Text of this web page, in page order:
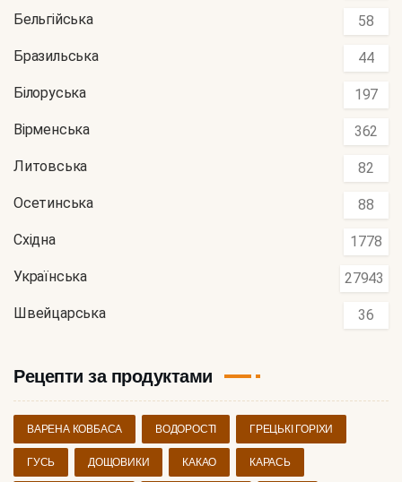
Бельгійська 58
Бразильська 44
Білоруська 197
Вірменська 362
Литовська 82
Осетинська 88
Східна 1778
Українська 27943
Швейцарська 36
Рецепти за продуктами
ВАРЕНА КОВБАСА ВОДОРОСТІ ГРЕЦЬКІ ГОРІХИ
ГУСЬ ДОЩОВИКИ КАКАО КАРАСЬ